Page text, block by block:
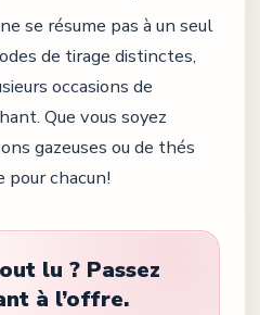
se résume pas à un seul
de tirage distinctes,
occasions de
Que vous soyez
gazeuses ou de thés
pour chacun!
lu ? Passez
à l’offre.